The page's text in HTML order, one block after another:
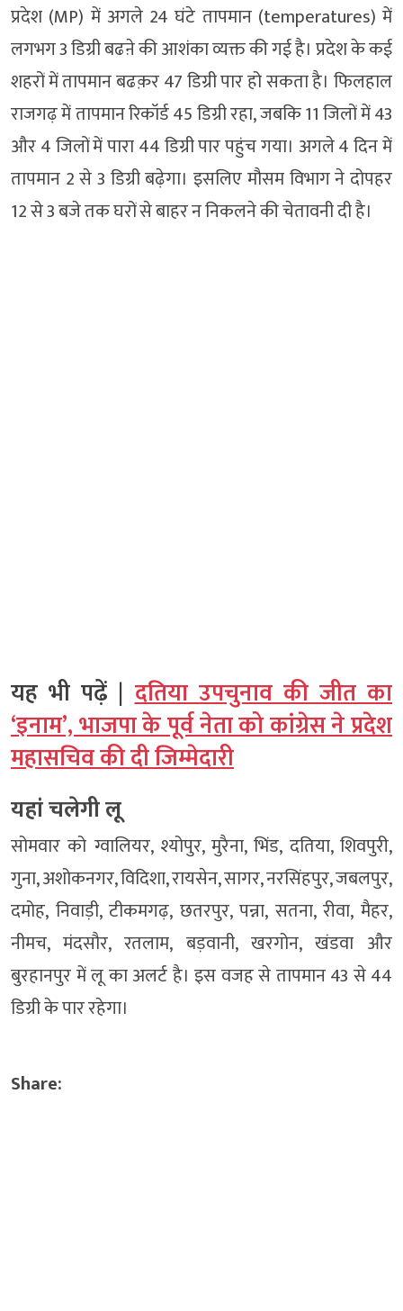
प्रदेश (MP) में अगले 24 घंटे तापमान (temperatures) में
लगभग 3 डिग्री बढऩे की आशंका व्यक्त की गई है। प्रदेश के कई
शहरों में तापमान बढक़र 47 डिग्री पार हो सकता है। फिलहाल
राजगढ़ में तापमान रिकॉर्ड 45 डिग्री रहा, जबकि 11 जिलों में 43
और 4 जिलों में पारा 44 डिग्री पार पहुंच गया। अगले 4 दिन में
तापमान 2 से 3 डिग्री बढ़ेगा। इसलिए मौसम विभाग ने दोपहर
12 से 3 बजे तक घरों से बाहर न निकलने की चेतावनी दी है।
यह भी पढ़ें |दतिया उपचुनाव की जीत का
‘इनाम’, भाजपा के पूर्व नेता को कांग्रेस ने प्रदेश
महासचिव की दी जिम्मेदारी
यहां चलेगी लू
सोमवार को ग्वालियर, श्योपुर, मुरैना, भिंड, दतिया, शिवपुरी,
गुना, अशोकनगर, विदिशा, रायसेन, सागर, नरसिंहपुर, जबलपुर,
दमोह, निवाड़ी, टीकमगढ़, छतरपुर, पन्ना, सतना, रीवा, मैहर,
नीमच, मंदसौर, रतलाम, बड़वानी, खरगोन, खंडवा और
बुरहानपुर में लू का अलर्ट है। इस वजह से तापमान 43 से 44
डिग्री के पार रहेगा।
Share: